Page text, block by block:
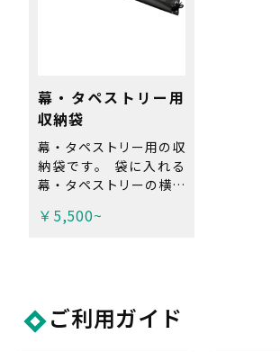
幕・タペストリー用
収納袋
幕・タペストリー用の収
納袋です。 袋に入れる
幕・タペストリーの横幅
幅3mまでオーダーサイ
社で製作した幕・タペス
トリー専用の袋です。他
￥5,500~
ご利用ガイド